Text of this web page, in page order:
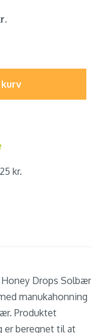
kr.
Drops Solbær
manukahonning
Produktet
er beregnet til at